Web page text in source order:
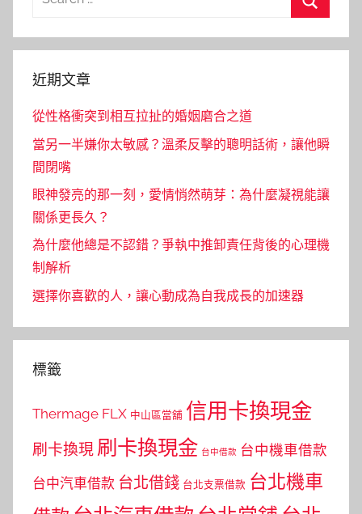
近期文章
從性格衝突到相互拉扯的婚姻磨合之道
當另一半嫌你太敏感？溫柔反擊的聰明話術，讓他瞬
間閉嘴
眼神發亮的那一刻，愛情悄然萌芽：為什麼凝視能讓
關係更長久？
為什麼他總是不認錯？爭執中推卸責任背後的心理機
制解析
選擇你喜歡的人，讓心動成為自我成長的加速器
標籤
Thermage FLX 中山區當舖 信用卡換現金
刷卡換現 刷卡換現金 台中借款 台中機車借款
台中汽車借款 台北借錢 台北支票借款 台北機車